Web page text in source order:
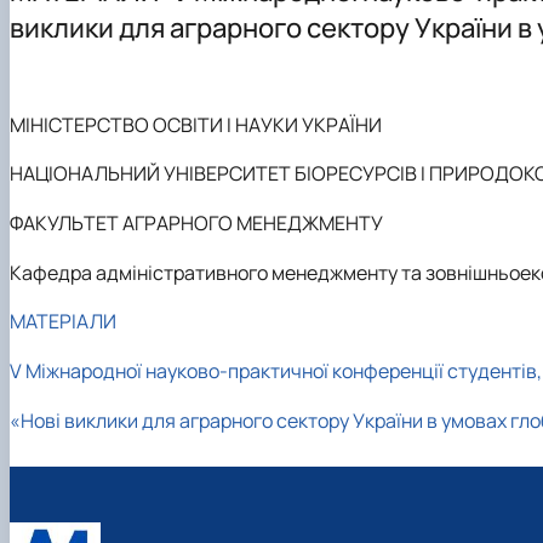
Співробітники кафедри
ННВЛ «Бізнес-аналітика»
Аспірантура
Організація практичного навчання
Обговорення проєктів освітніх програм
Проєкт DAAD
DigiAgrar_UA
виклики для аграрного сектору України в
МІНІСТЕРСТВО ОСВІТИ І НАУКИ УКРАЇНИ
НАЦІОНАЛЬНИЙ УНІВЕРСИТЕТ БІОРЕСУРСІВ І
ФАКУЛЬТЕТ АГРАРНОГО МЕНЕДЖМЕНТУ
Кафедра адміністративного менеджменту та
МАТЕРІАЛИ
VМіжнародної науково-практичної конференції
«Нові виклики для аграрного сектору України в умовах